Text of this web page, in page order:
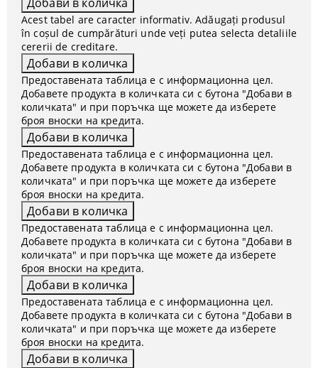
Acest tabel are caracter informativ. Adăugați produsul
în coșul de cumpărături unde veți putea selecta detaliile
cererii de creditare.
Предоставената таблица е с информационна цел.
Добавете продукта в количката си с бутона "Добави в
количката" и при поръчка ще можете да изберете
броя вноски на кредита.
Предоставената таблица е с информационна цел.
Добавете продукта в количката си с бутона "Добави в
количката" и при поръчка ще можете да изберете
броя вноски на кредита.
Предоставената таблица е с информационна цел.
Добавете продукта в количката си с бутона "Добави в
количката" и при поръчка ще можете да изберете
броя вноски на кредита.
Предоставената таблица е с информационна цел.
Добавете продукта в количката си с бутона "Добави в
количката" и при поръчка ще можете да изберете
броя вноски на кредита.